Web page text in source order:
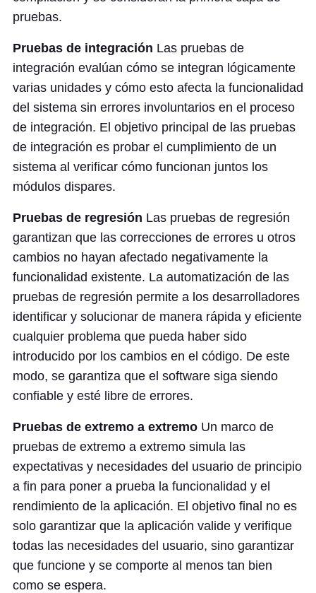
pruebas.
Pruebas de integración Las pruebas de
integración evalúan cómo se integran lógicamente
varias unidades y cómo esto afecta la funcionalidad
del sistema sin errores involuntarios en el proceso
de integración. El objetivo principal de las pruebas
de integración es probar el cumplimiento de un
sistema al verificar cómo funcionan juntos los
módulos dispares.
Pruebas de regresión Las pruebas de regresión
garantizan que las correcciones de errores u otros
cambios no hayan afectado negativamente la
funcionalidad existente. La automatización de las
pruebas de regresión permite a los desarrolladores
identificar y solucionar de manera rápida y eficiente
cualquier problema que pueda haber sido
introducido por los cambios en el código. De este
modo, se garantiza que el software siga siendo
confiable y esté libre de errores.
Pruebas de extremo a extremo Un marco de
pruebas de extremo a extremo simula las
expectativas y necesidades del usuario de principio
a fin para poner a prueba la funcionalidad y el
rendimiento de la aplicación. El objetivo final no es
solo garantizar que la aplicación valide y verifique
todas las necesidades del usuario, sino garantizar
que funcione y se comporte al menos tan bien
como se espera.